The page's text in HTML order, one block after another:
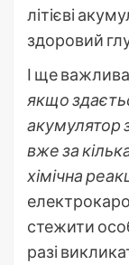
літієві
здоровий
І ще
якщо
акумулятор
вже за
хімічна
стежити
разі